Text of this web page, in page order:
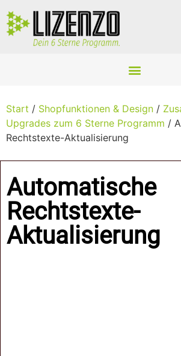
Start / Shopfunktionen & Design /
Upgrades zum 6 Sterne Programm /
Rechtstexte-Aktualisierung
Automatische
Rechtstexte-
Aktualisierung